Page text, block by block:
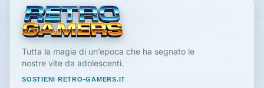
Tutta la magia di un’epoca che ha segnato le
nostre vite da adolescenti.
SOSTIENI RETRO-GAMERS.IT